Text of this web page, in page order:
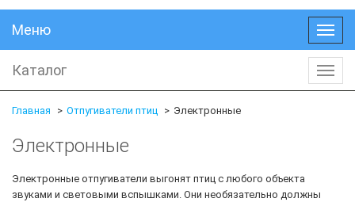
Меню
Меню
Каталог
Главная Отпугиватели птиц Электронные
Электронные
Электронные отпугиватели выгонят птиц с любого объекта
звуками и световыми вспышками. Они необязательно должны